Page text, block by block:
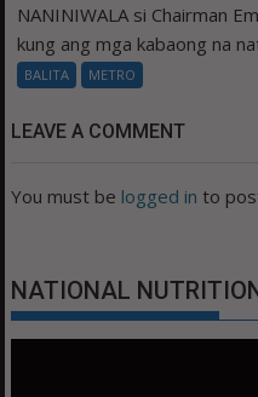
NANINIWALA si Chairman
kung ang mga kabaong na
BALITA METRO
LEAVE A COMMENT
You must be logged in to
NATIONAL